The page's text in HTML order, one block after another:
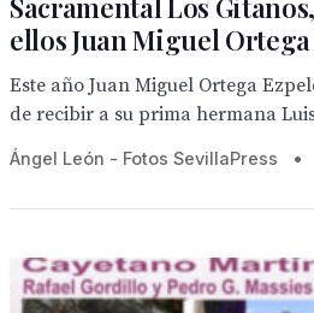
Sacramental Los
ellos Juan Miguel
Este año Juan Miguel Ortega
de recibir a su prima hermana
Ángel León - Fotos SevillaPress •